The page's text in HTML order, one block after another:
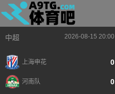
中超 2026-08-15 20:00
上海申花 0
河南队 0